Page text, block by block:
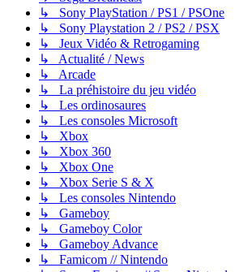
↳ Sony PlayStation / PS1 / PSOne
↳ Sony Playstation 2 / PS2 / PSX
↳ Jeux Vidéo & Retrogaming
↳ Actualité / News
↳ Arcade
↳ La préhistoire du jeu vidéo
↳ Les ordinosaures
↳ Les consoles Microsoft
↳ Xbox
↳ Xbox 360
↳ Xbox One
↳ Xbox Serie S & X
↳ Les consoles Nintendo
↳ Gameboy
↳ Gameboy Color
↳ Gameboy Advance
↳ Famicom // Nintendo